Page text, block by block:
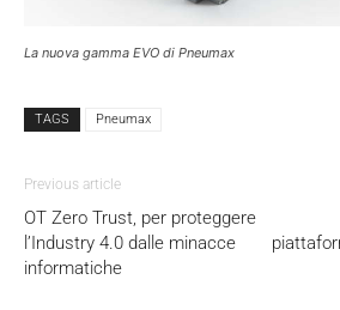
La nuova gamma EVO di Pneumax
TAGS Pneumax
Previous article
OT Zero Trust, per proteggere
l’Industry 4.0 dalle minacce
informatiche